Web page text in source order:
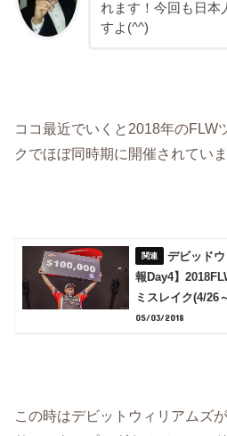
れます！今回も日本
すよ(^^)
ココ最近でいくと2018年のFLW
クでほぼ同時期に開催されていま
デビッド
報Day4】
ミスレイク(4/26
05/03/2018
この時はデビットウィリアムズ